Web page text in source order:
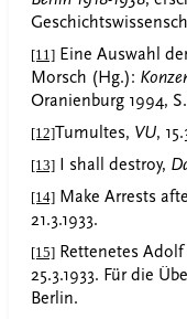
[11] Eine Auswahl
Morsch (Hg.):
Oranienburg 1994, S.
[12]Tumultes, VU,
[13] I shall destroy,
[14] Make Arrests
21.3.1933.
[15] Rettenetes
25.3.1933. Für die
Berlin.